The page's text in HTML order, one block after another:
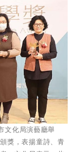
文化局演藝廳舉
獎，表揚童詩、青